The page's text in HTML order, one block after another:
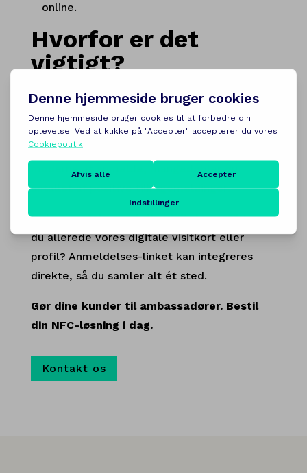
online.
Hvorfor er det
vigtigt?
Gode anmeldelser er din vigtigste
placering på Google og får nye kunder til at
vælge netop dig. Ved at gøre det nemt og
moderne at anmelde, mangedobler du
antallet af positive tilbagemeldinger.
Virker perfekt med din Digitale Profil Har
du allerede vores digitale visitkort eller
profil? Anmeldelses-linket kan integreres
direkte, så du samler alt ét sted.
Gør dine kunder til ambassadører. Bestil
din NFC-løsning i dag.
Kontakt os